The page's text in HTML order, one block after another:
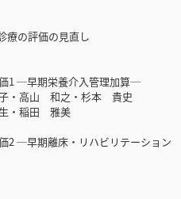
療の評価の見直し
1 ─早期栄養介入管理加算─
高山 和之・杉本 貴史
・稲田 雅美
2 ─早期離床・リハビリテーション